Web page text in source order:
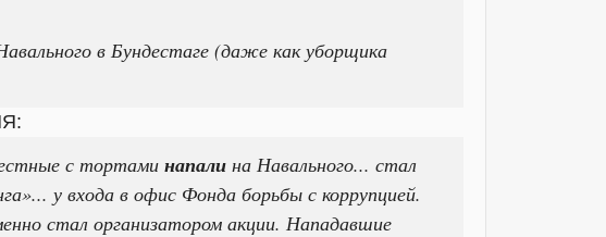
в Бундестаге (даже как уборщика
с тортами напали на Навального... стал
у входа в офис Фонда борьбы с коррупцией.
стал организатором акции. Нападавшие